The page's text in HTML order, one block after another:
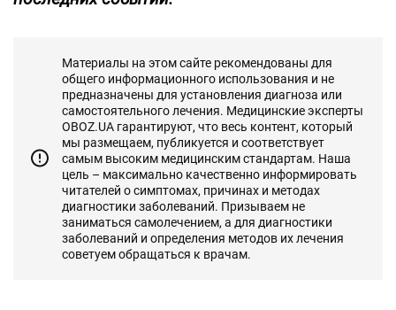
Материалы на этом сайте рекомендованы для
общего информационного использования и не
предназначены для установления диагноза или
самостоятельного лечения. Медицинские эксперты
OBOZ.UA гарантируют, что весь контент, который
мы размещаем, публикуется и соответствует
самым высоким медицинским стандартам. Наша
цель – максимально качественно информировать
читателей о симптомах, причинах и методах
диагностики заболеваний. Призываем не
заниматься самолечением, а для диагностики
заболеваний и определения методов их лечения
советуем обращаться к врачам.